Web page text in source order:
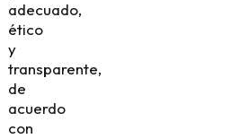
adecuado,
ético
y
transparente,
de
acuerdo
con